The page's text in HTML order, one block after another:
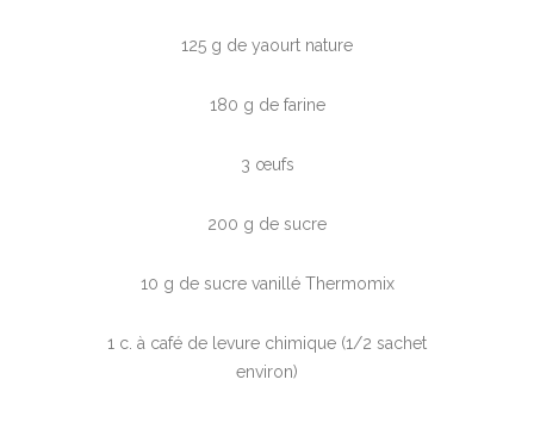
125 g de yaourt nature
180 g de farine
3 œufs
200 g de sucre
10 g de sucre vanillé Thermomix
1 c. à café de levure chimique (1/2 sachet
environ)